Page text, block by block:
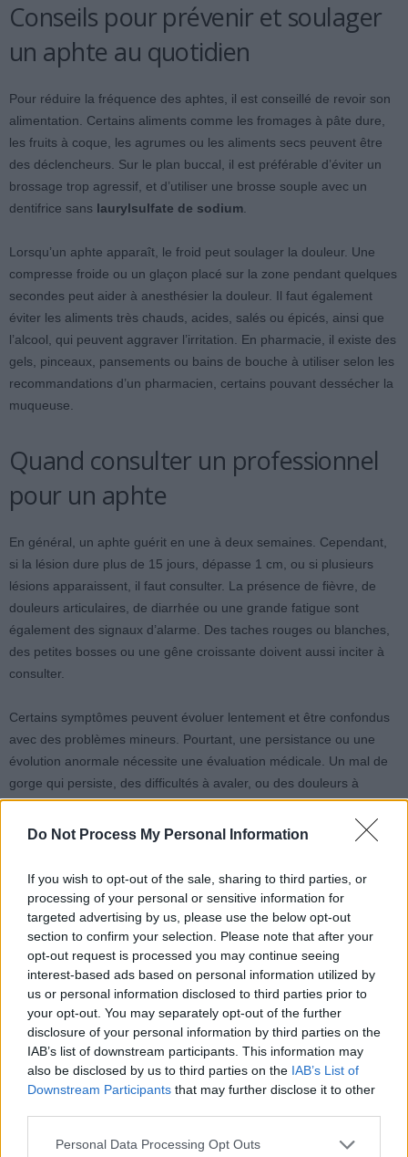
Do Not Process My Personal Information
If you wish to opt-out of the sale, sharing to third parties, or
processing of your personal or sensitive information for
targeted advertising by us, please use the below opt-out
section to confirm your selection. Please note that after your
opt-out request is processed you may continue seeing
interest-based ads based on personal information utilized by
us or personal information disclosed to third parties prior to
your opt-out. You may separately opt-out of the further
disclosure of your personal information by third parties on the
IAB’s list of downstream participants. This information may
also be disclosed by us to third parties on the IAB’s List of
Downstream Participants that may further disclose it to other
Personal Data Processing Opt Outs
Conseils pour prévenir et soulager
un aphte au quotidien
Pour réduire la fréquence des aphtes, il est conseillé de revoir son
alimentation. Certains aliments comme les fromages à pâte dure,
les fruits à coque, les agrumes ou les aliments secs peuvent être
des déclencheurs. Sur le plan buccal, il est préférable d’éviter un
brossage trop agressif, et d’utiliser une brosse souple avec un
dentifrice sans laurylsulfate de sodium
Lorsqu’un aphte apparaît, le froid peut soulager la douleur. Une
compresse froide ou un glaçon placé sur la zone pendant quelques
secondes peut aider à anesthésier la douleur. Il faut également
éviter les aliments très chauds, acides, salés ou épicés, ainsi que
l’alcool, qui peuvent aggraver l’irritation. En pharmacie, il existe des
gels, pinceaux, pansements ou bains de bouche à utiliser selon les
recommandations d’un pharmacien, certains pouvant dessécher la
muqueuse.
Quand consulter un professionnel
pour un aphte
En général, un aphte guérit en une à deux semaines. Cependant,
si la lésion dure plus de 15 jours, dépasse 1 cm, ou si plusieurs
lésions apparaissent, il faut consulter. La présence de fièvre, de
douleurs articulaires, de diarrhée ou une grande fatigue sont
également des signaux d’alarme. Des taches rouges ou blanches,
des petites bosses ou une gêne croissante doivent aussi inciter à
consulter.
Certains symptômes peuvent évoluer lentement et être confondus
avec des problèmes mineurs. Pourtant, une persistance ou une
évolution anormale nécessite une évaluation médicale. Un mal de
gorge qui persiste, des difficultés à avaler, ou des douleurs à
l’oreille peuvent faire partie de ces signes. Des changements dans
la voix ou des gencives qui saignent, s’ils sont inhabituels ou
Le Dr Deepa Chopra insiste sur l’importance des contrôles
réguliers chez le dentiste. Ces examens permettent de détecter
précocement toute anomalie. Elle rappelle que la majorité des
changements oraux ne sont pas cancéreux, mais qu’il est essentiel
de rester vigilant face à tout symptôme persistant, afin d’assurer
une prise en charge rapide et efficace.
Article précédent Article suivant